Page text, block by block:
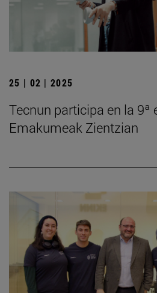
25 | 02 | 2025
Tecnun participa en la 9ª
Emakumeak Zientzian